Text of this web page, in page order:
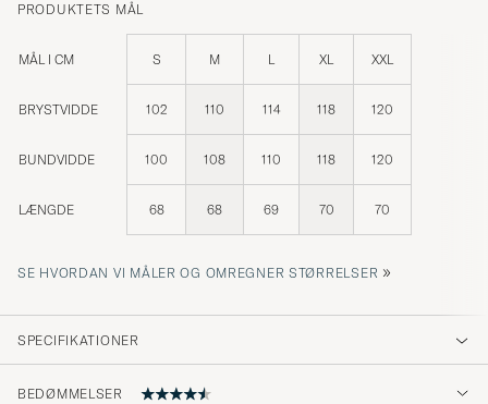
PRODUKTETS MÅL
MÅL I CM S M L XL XXL
BRYSTVIDDE 102 110 114 118 120
BUNDVIDDE 100 108 110 118 120
LÆNGDE 68 68 69 70 70
SE HVORDAN VI MÅLER OG OMREGNER STØRRELSER »
SPECIFIKATIONER
BEDØMMELSER